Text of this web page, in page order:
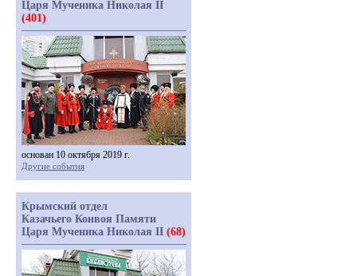
Царя Мученика Николая II
(401)
основан 10 октября 2019 г.
Другие события
Крымский отдел
Казачьего Конвоя Памяти
Царя Мученика Николая II (68)